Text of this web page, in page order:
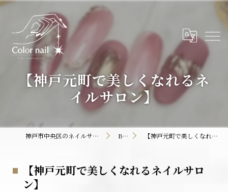
【神戸元町で美しくなれるネ
イルサロン】
神戸市中央区のネイルサロンならColor nail BLOG 【神戸元町で美しくなれるネイルサロン】
【神戸元町で美しくなれるネイルサロ
ン】